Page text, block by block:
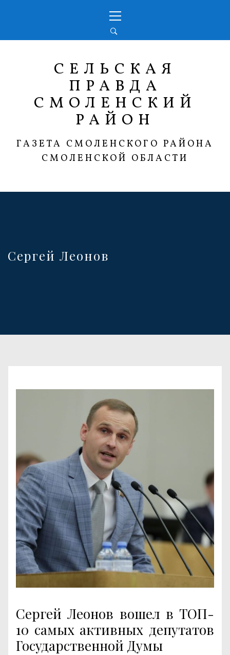
меню
СЕЛЬСКАЯ
ПРАВДА
СМОЛЕНСКИЙ
РАЙОН
ГАЗЕТА СМОЛЕНСКОГО РАЙОНА
СМОЛЕНСКОЙ ОБЛАСТИ
Сергей Леонов
Сергей Леонов вошел в ТОП-
10 самых активных депутатов
Государственной Думы